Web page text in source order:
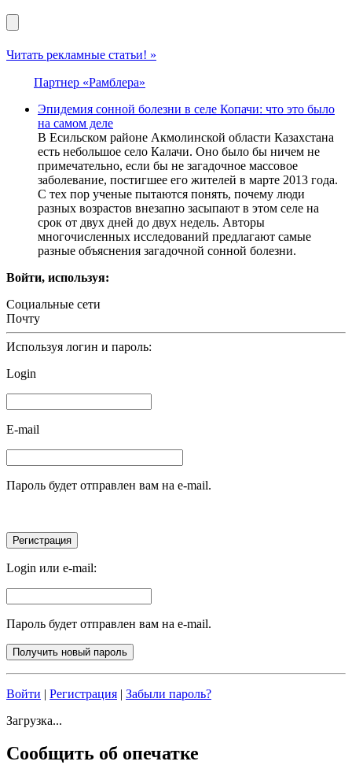
Читать рекламные статьи! »
Партнер «Рамблера»
Эпидемия сонной болезни в селе Копачи: что это было
на самом деле
В Есильском районе Акмолинской области Казахстана
есть небольшое село Калачи. Оно было бы ничем не
примечательно, если бы не загадочное массовое
заболевание, постигшее его жителей в марте 2013 года.
С тех пор ученые пытаются понять, почему люди
разных возрастов внезапно засыпают в этом селе на
срок от двух дней до двух недель. Авторы
многочисленных исследований предлагают самые
разные объяснения загадочной сонной болезни.
Войти, используя:
Социальные сети
Почту
Используя логин и пароль:
Login
E-mail
Пароль будет отправлен вам на e-mail.
Login или e-mail:
Пароль будет отправлен вам на e-mail.
Войти | Регистрация | Забыли пароль?
Загрузка...
Сообщить об опечатке